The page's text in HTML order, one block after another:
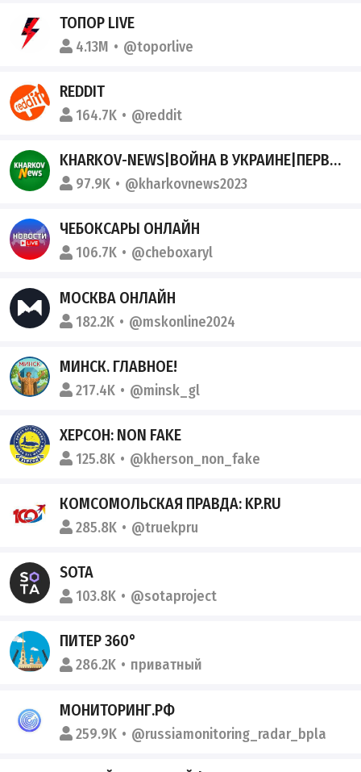
ТОПОР LIVE
4.13M @toporlive
REDDIT
164.7K @reddit
KHARKOV-NEWS|ВОЙНА В УКРАИНЕ|ПЕРВЫЙ ОПЕРАТИВНЫЙ КАНАЛ
97.9K @kharkovnews2023
ЧЕБОКСАРЫ ОНЛАЙН
106.7K @cheboxaryl
МОСКВА ОНЛАЙН
182.2K @mskonline2024
МИНСК. ГЛАВНОЕ!
217.4K @minsk_gl
ХЕРСОН: NON FAKE
125.8K @kherson_non_fake
КОМСОМОЛЬСКАЯ ПРАВДА: KP.RU
285.8K @truekpru
SOTA
103.8K @sotaproject
ПИТЕР 360°
286.2K приватный
МОНИТОРИНГ.РФ
259.9K @russiamonitoring_radar_bpla